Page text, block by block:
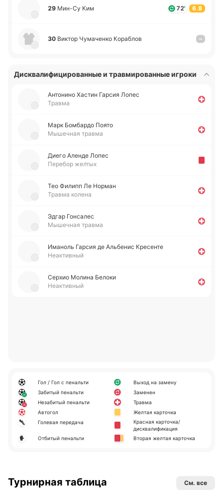
29 Мин-Су Ким 72' 6.8
30 Виктор Чу­ма­че­нко Ко­ра­блов –
Дисквалифицированные и травмированные игроки
Анто­ни­но Хастин Гарсия Лопес
Травма
Марк Бо­мба­рдо Поято
Мышечная травма
Диего Аленде Лопес
Перебор желтых
Тео Филипп Ле Норман
Травма колена
Эдгар Го­нса­лес
Мышечная травма
Има­ноль Гарсия де Альбе­нис Кре­се­нте
Неактивный
Серхио Молина Белоки
Неактивный
Гол / Гол с пенальти
Забитый пенальти
Незабитый пенальти
Автогол
Голевая передача
Отбитый пенальти
Выход на замену
Заменен
Травма
Желтая карточка
Красная карточка/
дисквалификация
Вторая желтая карточка
Турнирная таблица См. все